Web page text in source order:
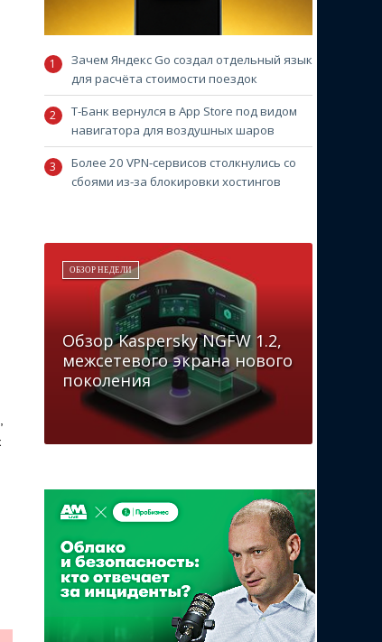
Зачем Яндекс Go создал отдельный язык
для расчёта стоимости поездок
Т-Банк вернулся в App Store под видом
навигатора для воздушных шаров
Более 20 VPN-сервисов столкнулись со
сбоями из-за блокировки хостингов
ОБЗОР НЕДЕЛИ
Обзор Kaspersky NGFW 1.2,
межсетевого экрана нового
поколения